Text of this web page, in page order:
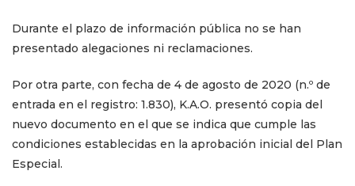
Durante el plazo de información pública no se han
presentado alegaciones ni reclamaciones.
Por otra parte, con fecha de 4 de agosto de 2020 (n.º de
entrada en el registro: 1.830), K.A.O. presentó copia del
nuevo documento en el que se indica que cumple las
condiciones establecidas en la aprobación inicial del Plan
Especial.